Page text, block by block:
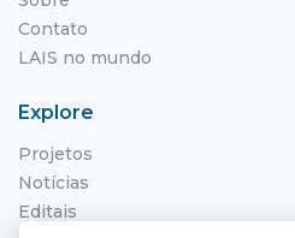
Contato
LAIS no mundo
Explore
Projetos
Notícias
Editais